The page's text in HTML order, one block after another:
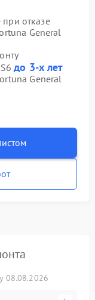
отказе
General
до 3-х лет
General
08.08.2026